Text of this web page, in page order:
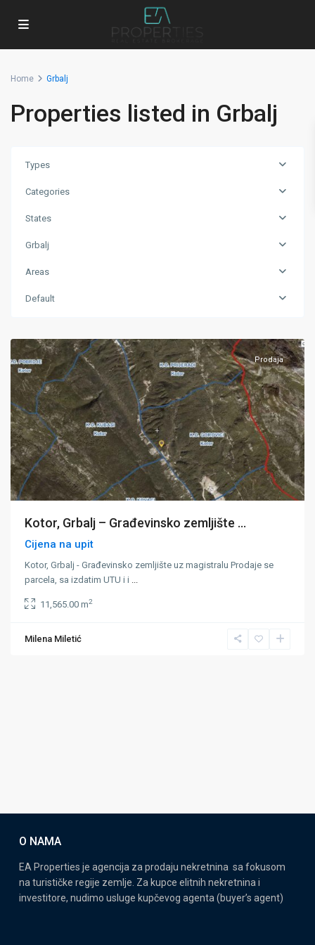
Home Grbalj
Properties listed in Grbalj
Types
Categories
States
Grbalj
Areas
Default
Prodaja
Kotor, Grbalj – Građevinsko zemljište ...
Cijena na upit
Kotor, Grbalj - Građevinsko zemljište uz magistralu Prodaje se
parcela, sa izdatim UTU i i ...
11,565.00 m2
Milena Miletić
O NAMA
EA Properties je agencija za prodaju nekretnina sa fokusom
na turističke regije zemlje. Za kupce elitnih nekretnina i
investitore, nudimo usluge kupčevog agenta (buyer’s agent)